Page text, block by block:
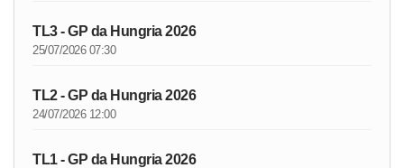
TL3 - GP da Hungria 2026
25/07/2026 07:30
TL2 - GP da Hungria 2026
24/07/2026 12:00
TL1 - GP da Hungria 2026